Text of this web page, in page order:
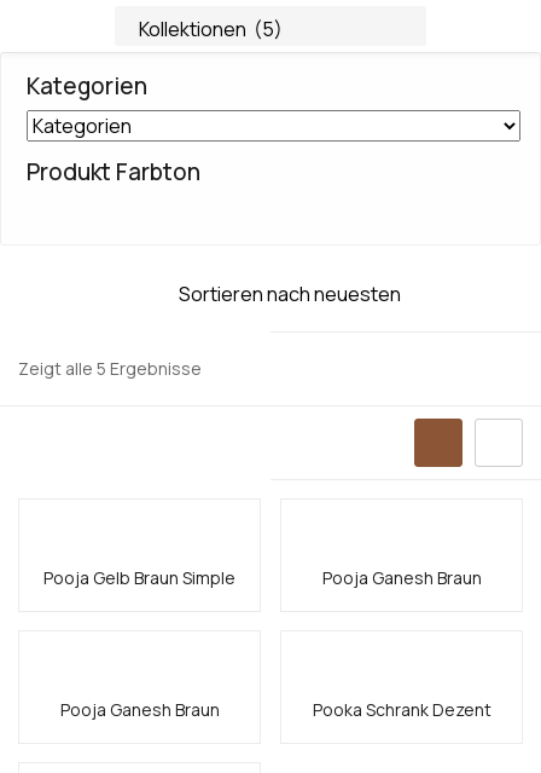
Kategorien
Produkt Farbton
Zeigt alle 5 Ergebnisse
Pooja Gelb Braun Simple Pooja Ganesh Braun
Pooja Ganesh Braun Pooka Schrank Dezent